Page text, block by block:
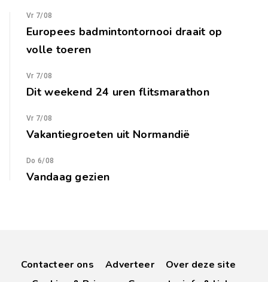
Vr 7/08
Europees badmintontornooi draait op
volle toeren
Vr 7/08
Dit weekend 24 uren flitsmarathon
Vr 7/08
Vakantiegroeten uit Normandië
Do 6/08
Vandaag gezien
Contacteer ons Adverteer
Over deze site